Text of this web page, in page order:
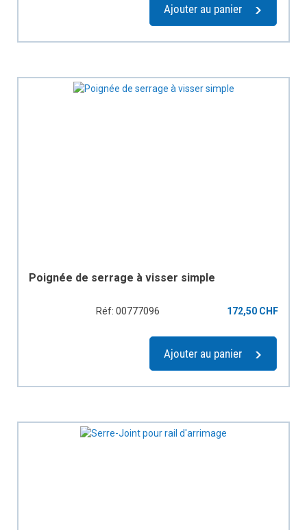
Ajouter au panier
Poignée de serrage à visser simple
Réf: 00777096 172,50 CHF
Ajouter au panier